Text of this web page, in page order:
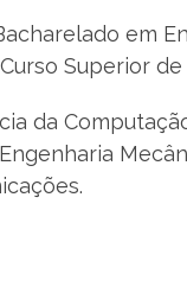
em
Superior
da